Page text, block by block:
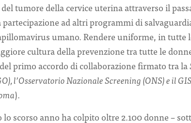
tumore della cervice uterina attraverso il
partecipazione ad altri programmi di
umano. Rendere uniforme, in tutte
cultura della prevenzione tra tutte le
primo accordo di collaborazione firmato tra la
l’Osservatorio Nazionale Screening (ONS) e il
).
lo scorso anno ha colpito oltre 2.100 donne –